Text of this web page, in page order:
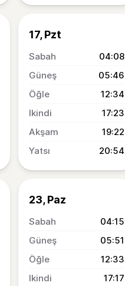
17, Pzt
04:08
05:46
12:34
17:23
19:22
20:54
23, Paz
04:15
05:51
12:33
17:17